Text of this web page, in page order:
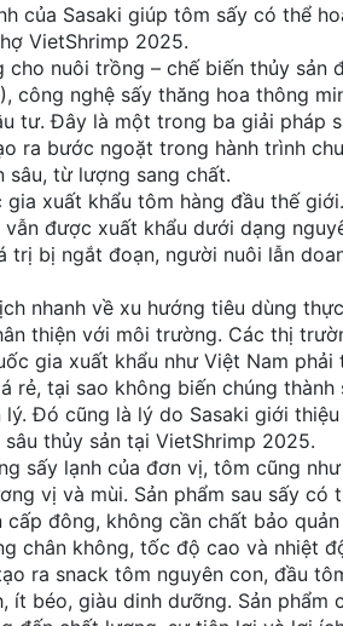
của Sasaki giúp tôm sấy có thể
VietShrimp 2025.
cho nuôi trồng – chế biến thủy
công nghệ sấy thăng hoa thông
tư. Đây là một trong ba giải pháp
ra bước ngoặt trong hành trình
sâu, từ lượng sang chất.
xuất khẩu tôm hàng đầu thế
được xuất khẩu dưới dạng
trị bị ngắt đoạn, người nuôi lẫn
nhanh về xu hướng tiêu dùng
thiện với môi trường. Các thị
gia xuất khẩu như Việt Nam
rẻ, tại sao không biến chúng
lý. Đó cũng là lý do Sasaki giới
thủy sản tại VietShrimp 2025.
sấy lạnh của đơn vị, tôm cũng
vị và mùi. Sản phẩm sau sấy
đông, không cần chất bảo
chân không, tốc độ cao và nhiệt
ra snack tôm nguyên con, đầu
ít béo, giàu dinh dưỡng. Sản